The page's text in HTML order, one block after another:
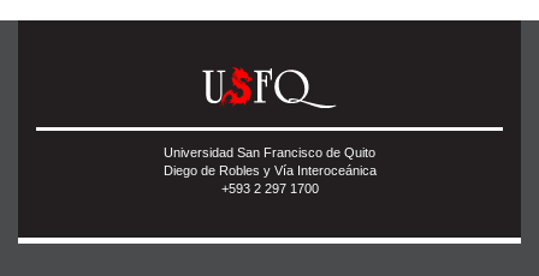
Universidad San Francisco de Quito
Diego de Robles y Vía Interoceánica
+593 2 297 1700